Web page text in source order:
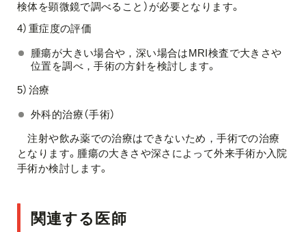
検体を顕微鏡で調べること）が必要となります。
4）重症度の評価
腫瘍が大きい場合や，深い場合はMRI検査で大きさや
位置を調べ，手術の方針を検討します。
5）治療
外科的治療（手術）
注射や飲み薬での治療はできないため，手術での治療
となります。腫瘍の大きさや深さによって外来手術か入院
手術か検討します。
関連する医師